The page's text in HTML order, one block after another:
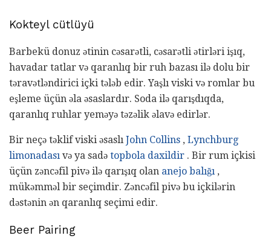
Kokteyl cütlüyü
Barbekü donuz ətinin cəsarətli, cəsarətli ətirləri işıq,
havadar tatlar və qaranlıq bir ruh bazası ilə dolu bir
təravətləndirici içki tələb edir. Yaşlı viski və romlar bu
eşleme üçün əla əsaslardır. Soda ilə qarışdıqda,
qaranlıq ruhlar yeməyə təzəlik əlavə edirlər.
Bir neçə təklif viski əsaslı John Collins , Lynchburg
limonadası və ya sadə topbola daxildir . Bir rum içkisi
üçün zəncəfil pivə ilə qarışıq olan anejo balığı ,
mükəmməl bir seçimdir. Zəncəfil pivə bu içkilərin
dəstənin ən qaranlıq seçimi edir.
Beer Pairing